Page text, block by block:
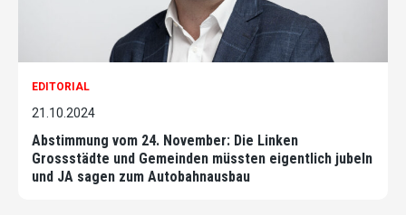
EDITORIAL
21.10.2024
Abstimmung vom 24. November: Die Linken
Grossstädte und Gemeinden müssten eigentlich jubeln
und JA sagen zum Autobahnausbau